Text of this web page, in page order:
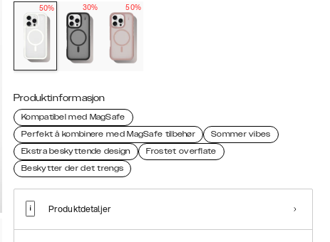
50% 30% 50%
Produktinformasjon
Kompatibel med MagSafe
Perfekt å kombinere med MagSafe tilbehør
Sommer vibes
Ekstra beskyttende design
Frostet overflate
Beskytter der det trengs
Produktdetaljer